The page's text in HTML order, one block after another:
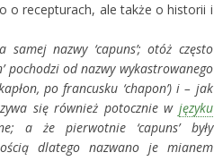
o recepturach, ale także o historii i
nazwy ‘capuns’; otóż często
pochodzi od nazwy wykastrowanego
po francusku ‘chapon’) i – jak
się również potocznie w języku
a że pierwotnie ‘capuns’ były
dlatego nazwano je mianem